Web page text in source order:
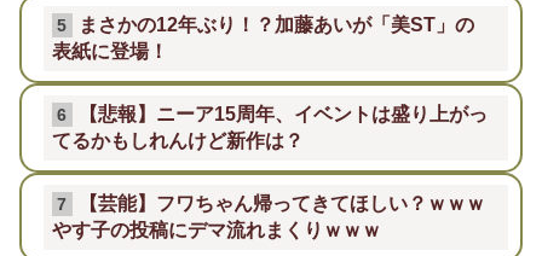
5
まさかの12年ぶり！？加藤あいが「美ST」の
表紙に登場！
6
【悲報】ニーア15周年、イベントは盛り上がっ
てるかもしれんけど新作は？
7
【芸能】フワちゃん帰ってきてほしい？ｗｗｗ
やす子の投稿にデマ流れまくりｗｗｗ